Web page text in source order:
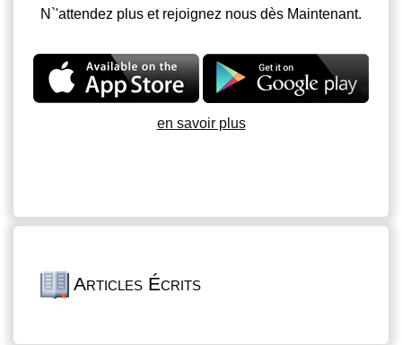
N`'attendez plus et rejoignez nous dès Maintenant.
en savoir plus
Articles Écrits